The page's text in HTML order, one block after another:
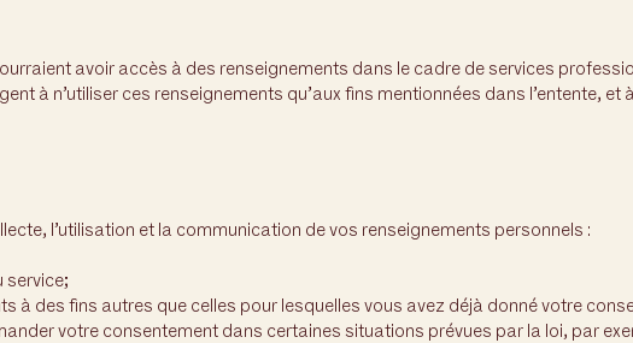
avoir accès à des renseignements dans le cadre de services
à n’utiliser ces renseignements qu’aux fins mentionnées dans l’entente, et
l’utilisation et la communication de vos renseignements personnels :
service;
à des fins autres que celles pour lesquelles vous avez déjà donné votre
votre consentement dans certaines situations prévues par la loi, par